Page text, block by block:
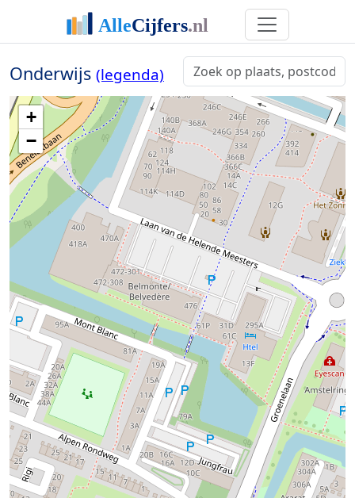
Onderwijs (legenda)
+
−